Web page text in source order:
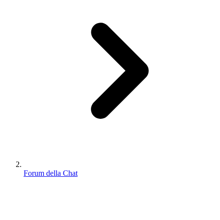
Forum della Chat